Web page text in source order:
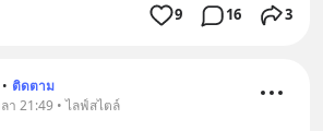
9 16 3
• ติดตาม
า 21:49 • ไลฟ์สไตล์